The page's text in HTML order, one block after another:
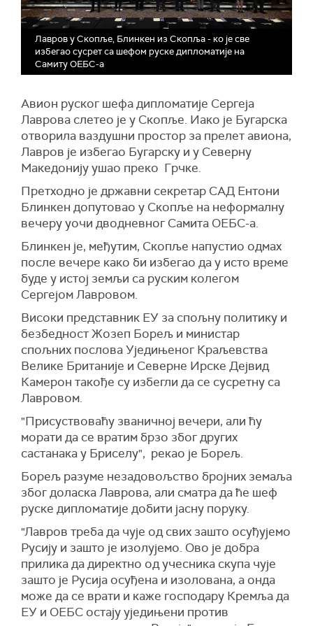
Лавров у Скопље, Блинкен из Скопља - ко је све
избегао сусрет са шефом руске дипломатије на
Самиту ОЕБС-а
Авион руског шефа дипломатије Сергеја
Лаврова слетео је у Скопље. Иако је Бугарска
отворила ваздушни простор за прелет авиона,
Лавров је избегао Бугарску и у Северну
Македонију ушао преко Грчке.
Претходно је државни секретар САД Ентони
Блинкен допутовао у Скопље на неформалну
вечеру уочи дводневног Самита ОЕБС-а.
Блинкен је, међутим, Скопље напустио одмах
после вечере како би избегао да у исто време
буде у истој земљи са руским колегом
Сергејом Лавровом.
Високи представник ЕУ за спољну политику и
безбедност Жозеп Борељ и министар
спољних послова Уједињеног Краљевства
Велике Британије и Северне Ирске Дејвид
Камерон такође су избегли да се сусретну са
Лавровом.
"Присуствоваћу званичној вечери, али ћу
морати да се вратим брзо због других
састанака у Бриселу", рекао је Борељ.
Борељ разуме незадовољство бројних земаља
због доласка Лаврова, али сматра да ће шеф
руске дипломатије добити јасну поруку.
"Лавров треба да чује од свих зашто осуђујемо
Русију и зашто је изолујемо. Ово је добра
прилика да директно од учесника скупа чује
зашто је Русија осуђена и изолована, а онда
може да се врати и каже господару Кремља да
ЕУ и ОЕБС остају уједињени против